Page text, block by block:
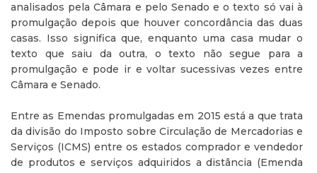
analisados pela Câmara e pelo Senado e o texto só vai à
promulgação depois que houver concordância das duas
casas. Isso significa que, enquanto uma casa mudar o
texto que saiu da outra, o texto não segue para a
promulgação e pode ir e voltar sucessivas vezes entre
Câmara e Senado.
Entre as Emendas promulgadas em 2015 está a que trata
da divisão do Imposto sobre Circulação de Mercadorias e
Serviços (ICMS) entre os estados comprador e vendedor
de produtos e serviços adquiridos a distância (Emenda